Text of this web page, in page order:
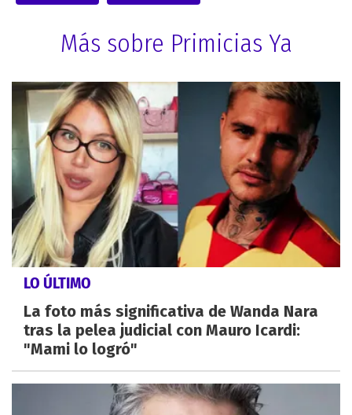
Más sobre Primicias Ya
LO ÚLTIMO
La foto más significativa de Wanda Nara
tras la pelea judicial con Mauro Icardi:
"Mami lo logró"